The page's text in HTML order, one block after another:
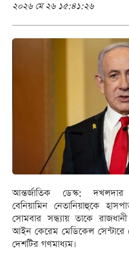
২০২৬ মে ২৬ ১৫:৪১:২৬
আন্তর্জাতিক ডেস্ক: দখলদার
বেনিয়ামিন নেতানিয়াহুকে
সোমবার সন্ধ্যায় তাকে
আইন কেরেম মেডিকেল সেন্টারে
দেশটির গণমাধ্যম।